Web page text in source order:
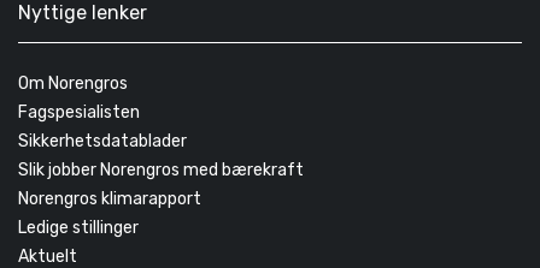
Nyttige lenker
Om Norengros
Fagspesialisten
Sikkerhetsdatablader
Slik jobber Norengros med bærekraft
Norengros klimarapport
Ledige stillinger
Aktuelt